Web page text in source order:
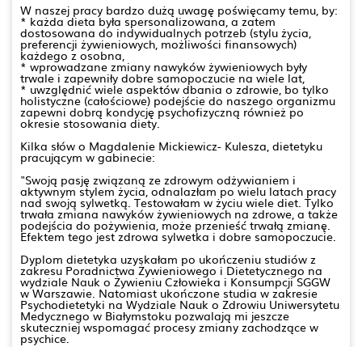
W naszej pracy bardzo dużą uwagę poświęcamy temu, by:
* każda dieta była spersonalizowana, a zatem
dostosowana do indywidualnych potrzeb (stylu życia,
preferencji żywieniowych, możliwości finansowych)
każdego z osobna,
* wprowadzane zmiany nawyków żywieniowych były
trwale i zapewniły dobre samopoczucie na wiele lat,
* uwzględnić wiele aspektów dbania o zdrowie, bo tylko
holistyczne (całościowe) podejście do naszego organizmu
zapewni dobrą kondycję psychofizyczną również po
okresie stosowania diety.
Kilka słów o Magdalenie Mickiewicz- Kulesza, dietetyku
pracującym w gabinecie:
"Swoją pasję związaną ze zdrowym odżywianiem i
aktywnym stylem życia, odnalazłam po wielu latach pracy
nad swoją sylwetką. Testowałam w życiu wiele diet. Tylko
trwała zmiana nawyków żywieniowych na zdrowe, a także
podejścia do pożywienia, może przenieść trwałą zmianę.
Efektem tego jest zdrowa sylwetka i dobre samopoczucie.
Dyplom dietetyka uzyskałam po ukończeniu studiów z
zakresu Poradnictwa Żywieniowego i Dietetycznego na
wydziale Nauk o Żywieniu Człowieka i Konsumpcji SGGW
w Warszawie. Natomiast ukończone studia w zakresie
Psychodietetyki na Wydziale Nauk o Zdrowiu Uniwersytetu
Medycznego w Białymstoku pozwalają mi jeszcze
skuteczniej wspomagać procesy zmiany zachodzące w
psychice.